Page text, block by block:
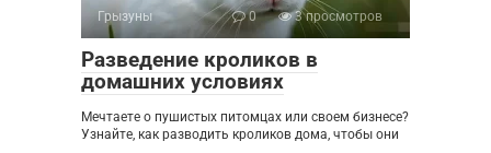
Грызуны 0 3 просмотров
Разведение кроликов в
домашних условиях
Мечтаете о пушистых питомцах или своем бизнесе?
Узнайте, как разводить кроликов дома, чтобы они